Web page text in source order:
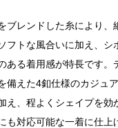
ブレンドした糸により、
フトな風合いに加え、シ
ある着用感が特長です。
備えた4釦仕様のカジュ
え、程よくシェイプを効
も対応可能な一着に仕上